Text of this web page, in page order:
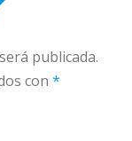
publicada.
con *